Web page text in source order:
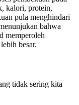
kalori, protein,
pula menghindari
bahwa
memperoleh
besar.
tidak sering kita